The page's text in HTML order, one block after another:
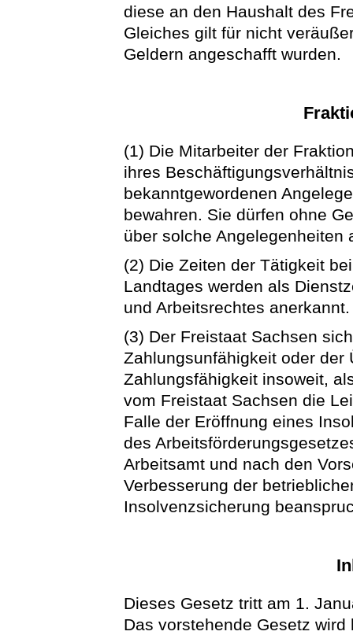
diese an den Haushalt des
Gleiches gilt für nicht
Geldern angeschafft wurden.
(1) Die Mitarbeiter der
ihres
bekanntgewordenen
bewahren. Sie dürfen ohne
über solche Angelegenheiten
(2) Die Zeiten der Tätigkeit
Landtages werden als
und Arbeitsrechtes anerkannt.
(3) Der Freistaat Sachsen
Zahlungsunfähigkeit oder der
Zahlungsfähigkeit insoweit,
vom Freistaat Sachsen die
Falle der Eröffnung eines
des
Arbeitsamt und nach den
Verbesserung der
Insolvenzsicherung
Dieses Gesetz tritt am 1.
Das vorstehende Gesetz